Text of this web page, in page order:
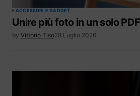
ACCESSORI E GADGET
Unire più foto in un solo
by Vittorio Tiso28 Luglio 2026